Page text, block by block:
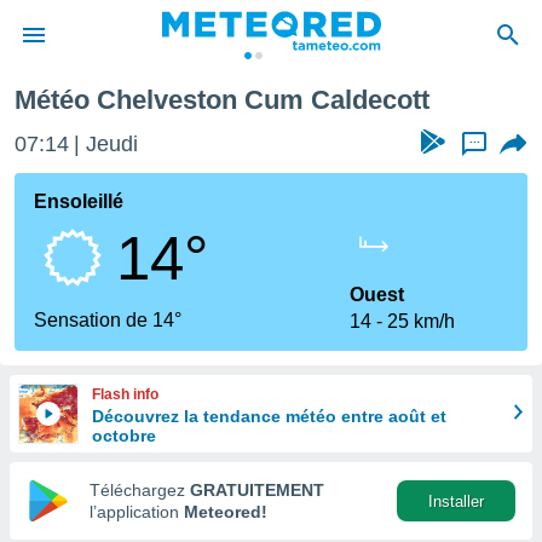
de
en
Météo Chelveston Cum Caldecott
07:14 Jeudi ...
Ensoleillé
14°
Sensation de 14°
Ouest
14
25 km/h
Flash info
Découvrez la tendance météo entre août et
octobre
Téléchargez GRATUITEMENT
l’application Meteored!
Installer